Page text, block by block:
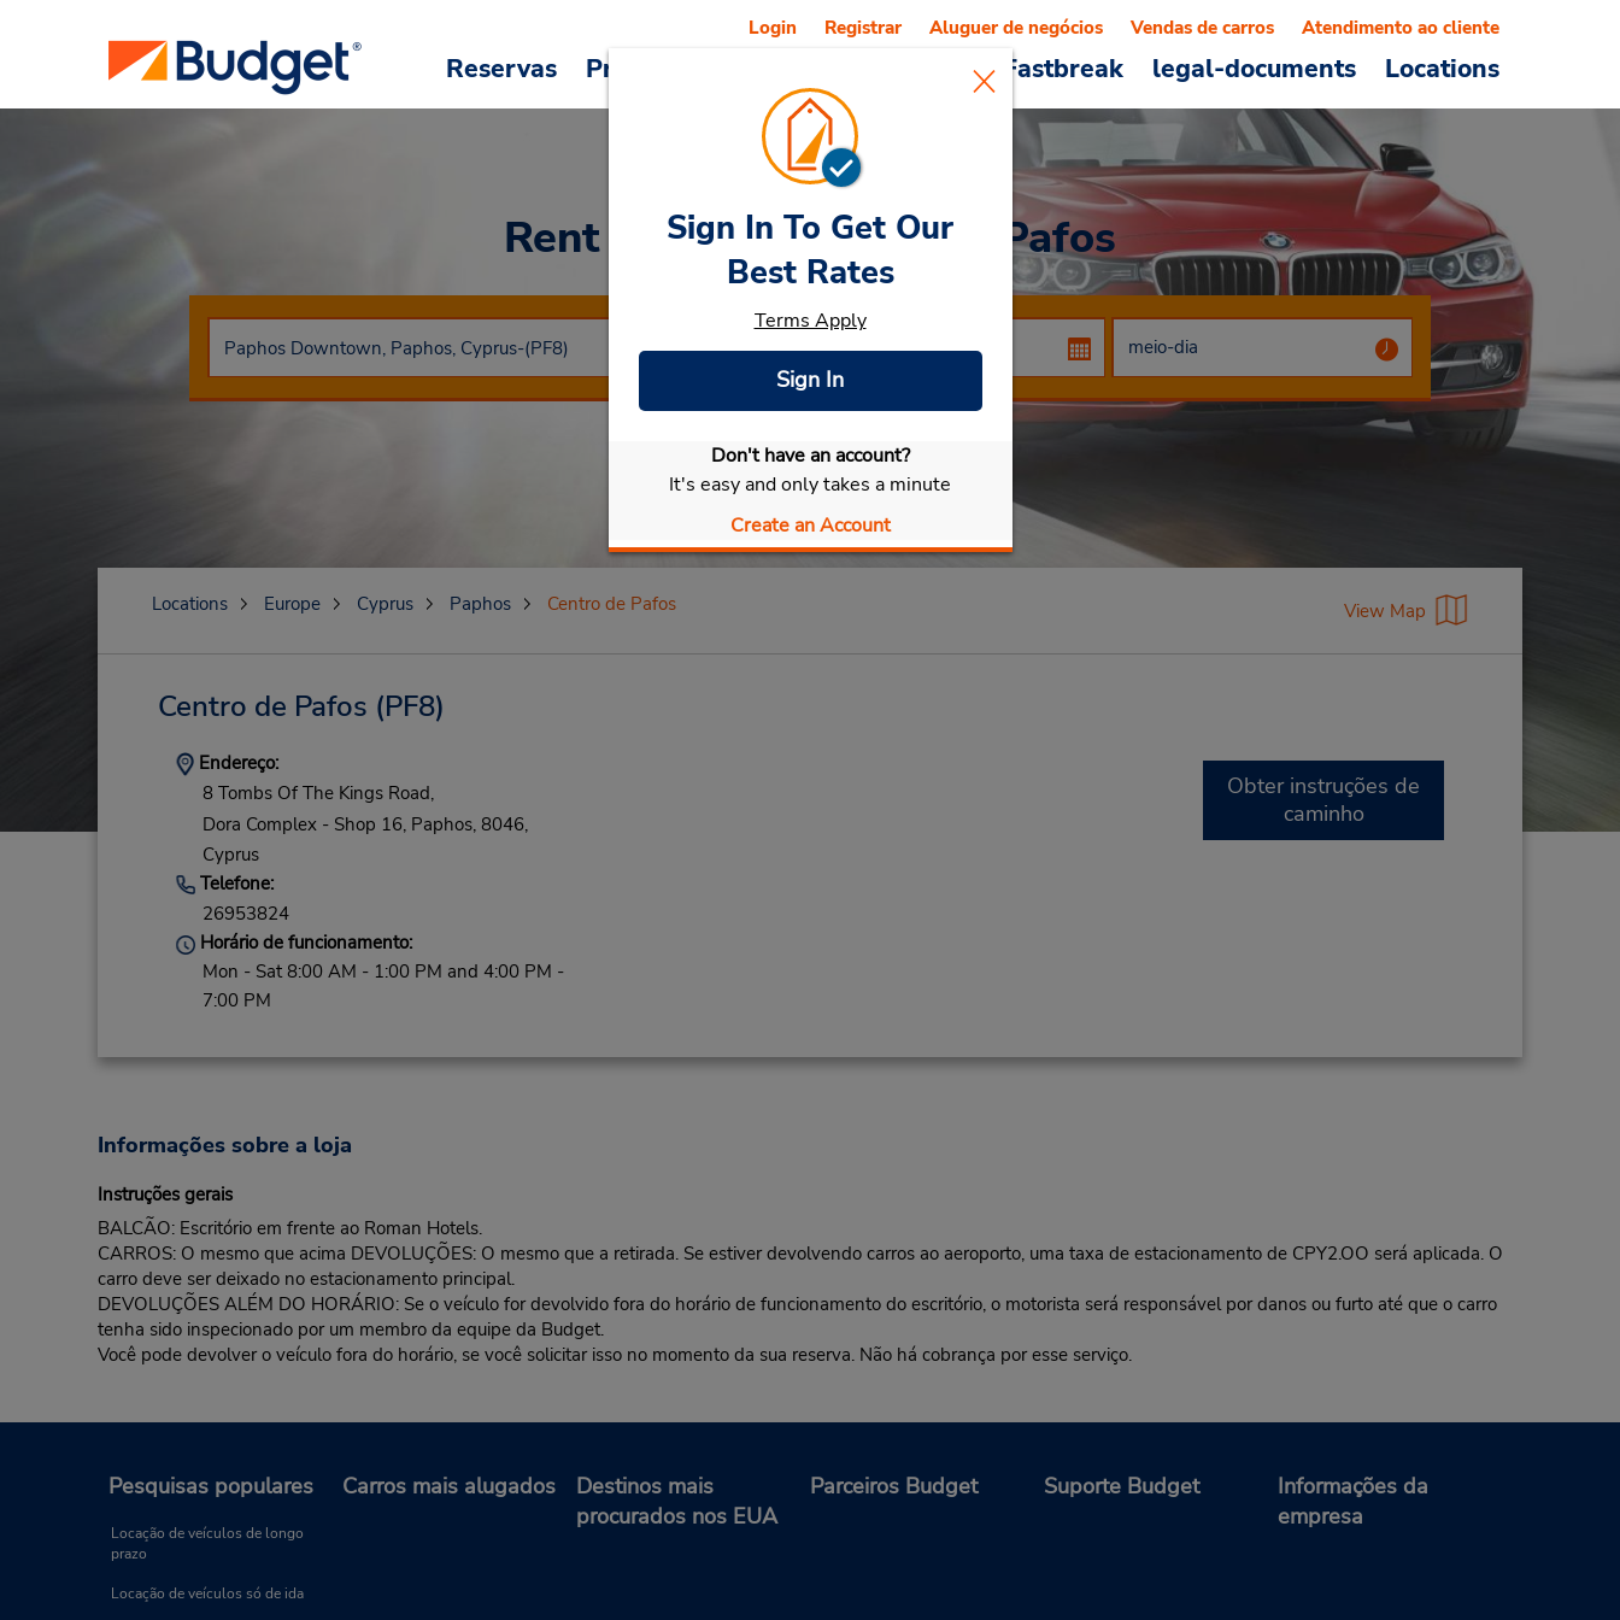
Reservas Promoções Veículos e serviços Fastbreak legal-documents Locations
Login Registrar Aluguer de negócios Vendas de carros Atendimento ao cliente
Rent a Carat Centro de Pafos
Selecionar meu carro
Sign In To Get Our
Best Rates
Terms Apply
Sign In
Don't have an account?
It's easy and only takes a minute
Create an Account
Locations Europe Cyprus Paphos Centro de Pafos View Map
Centro de Pafos (PF8)
Endereço:
8 Tombs Of The Kings Road,
Dora Complex - Shop 16, Paphos, 8046,
Cyprus
Telefone:
26953824
Horário de funcionamento:
Mon - Sat 8:00 AM - 1:00 PM and 4:00 PM -
7:00 PM
Obter instruções de
caminho
Informações sobre a loja
Instruções gerais
BALCÃO: Escritório em frente ao Roman Hotels.
CARROS: O mesmo que acima DEVOLUÇÕES: O mesmo que a retirada. Se estiver devolvendo carros ao aeroporto, uma taxa de estacionamento de CPY2.OO será aplicada. O
carro deve ser deixado no estacionamento principal.
DEVOLUÇÕES ALÉM DO HORÁRIO: Se o veículo for devolvido fora do horário de funcionamento do escritório, o motorista será responsável por danos ou furto até que o carro
tenha sido inspecionado por um membro da equipe da Budget.
Você pode devolver o veículo fora do horário, se você solicitar isso no momento da sua reserva. Não há cobrança por esse serviço.
Pesquisas populares
Locação de veículos de longo
prazo
Locação de veículos só de ida
Carros mais alugados
Destinos mais
procurados nos EUA
Parceiros Budget Suporte Budget
Informações da
empresa